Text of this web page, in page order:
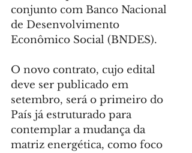
conjunto com Banco Nacional
de Desenvolvimento
Econômico Social (BNDES).
O novo contrato, cujo edital
deve ser publicado em
setembro, será o primeiro do
País já estruturado para
contemplar a mudança da
matriz energética, como foco